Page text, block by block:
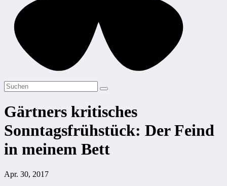
Gärtners kritisches
Sonntagsfrühstück: Der Feind
in meinem Bett
Apr. 30, 2017